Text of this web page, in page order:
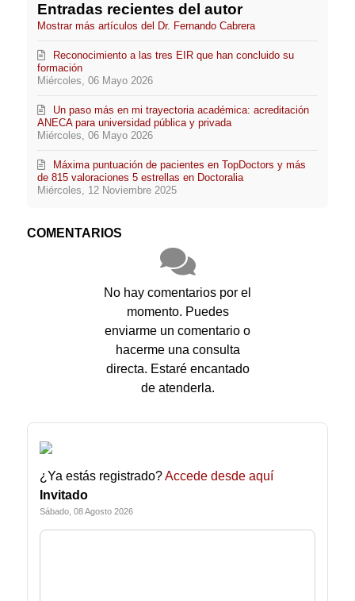
Entradas recientes del autor
Mostrar más artículos del Dr. Fernando Cabrera
Miércoles, 06 Mayo 2026
Reconocimiento a las tres EIR que han concluido su
formación
Miércoles, 06 Mayo 2026
Un paso más en mi trayectoria académica: acreditación
ANECA para universidad pública y privada
Miércoles, 12 Noviembre 2025
Máxima puntuación de pacientes en TopDoctors y más
de 815 valoraciones 5 estrellas en Doctoralia
COMENTARIOS
No hay comentarios por el
momento. Puedes
enviarme un comentario o
hacerme una consulta
directa. Estaré encantado
de atenderla.
¿Ya estás registrado?Accede desde aquí
Invitado
Sábado, 08 Agosto 2026